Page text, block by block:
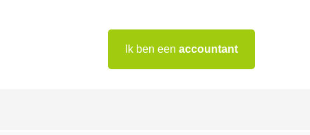
Ik ben een accountant